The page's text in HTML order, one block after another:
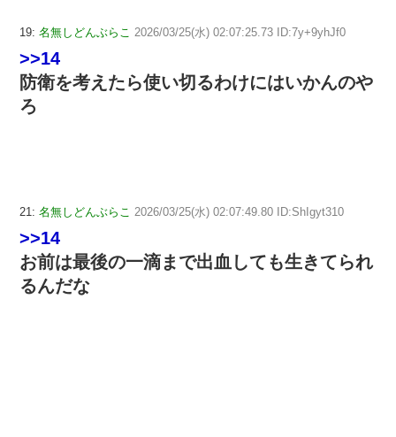
19: 名無しどんぶらこ 2026/03/25(水) 02:07:25.73 ID:7y+9yhJf0
>>14
防衛を考えたら使い切るわけにはいかんのや
ろ
21: 名無しどんぶらこ 2026/03/25(水) 02:07:49.80 ID:ShIgyt310
>>14
お前は最後の一滴まで出血しても生きてられ
るんだな